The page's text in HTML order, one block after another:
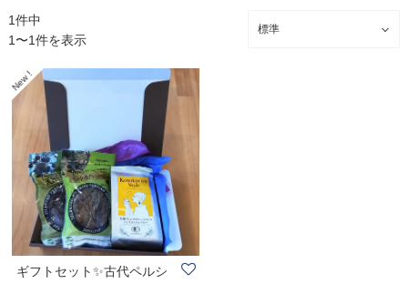
1件中
1〜1件を表示
ギフトセット✨古代ペルシ